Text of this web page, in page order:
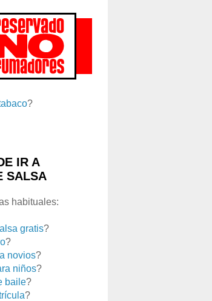
?
IR A
SALSA
habituales:
gratis?
?
novios?
niños?
baile?
?